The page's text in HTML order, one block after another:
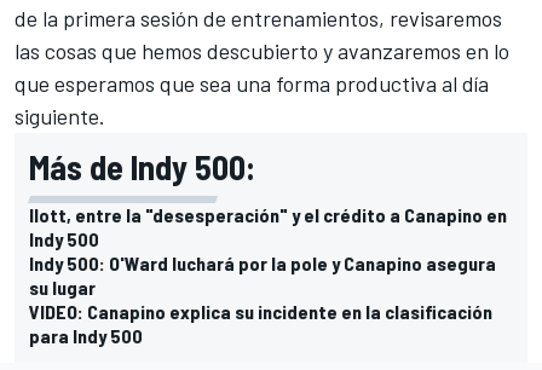
de la primera sesión de entrenamientos, revisaremos
las cosas que hemos descubierto y avanzaremos en lo
que esperamos que sea una forma productiva al día
siguiente.
Más de Indy 500:
Ilott, entre la "desesperación" y el crédito a Canapino en
Indy 500
Indy 500: O'Ward luchará por la pole y Canapino asegura
su lugar
VIDEO: Canapino explica su incidente en la clasificación
para Indy 500